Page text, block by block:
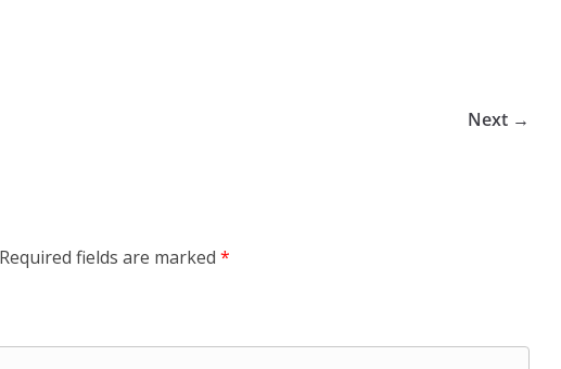
Next →
Required fields are marked *